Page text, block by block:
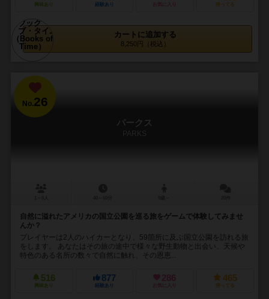
興味あり 経験あり お気に入り 持ってる
カートに追加する
8,250円（税込）
No.26
パークス
PARKS
自然に溢れたアメリカの国立公園を巡る旅をゲームで体験してみませ
んか？
プレイヤーは2人のハイカーとなり、59箇所に及ぶ国立公園を訪れる旅
をします。 あなたはその旅の途中で様々な野生動物と出会い、天候や
特色のある名所の数々で自然に触れ、その恩恵...
516
興味あり
877
経験あり
286
お気に入り
465
持ってる